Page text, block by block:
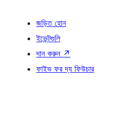
জড়িত হোন
ইভেন্টগুলি
দান করুন ↗
ফাইভ ফর দ্য ফিউচার